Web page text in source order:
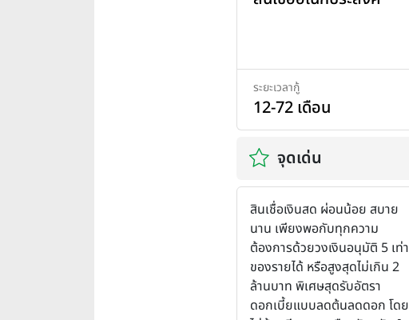
ระยะเวลากู้
12-72 เดือน
จุดเด่น
สินเชื่อเงินสด ผ่อนน้อย สบาย
นาน เพียงพอกับทุกความ
ต้องการด้วยวงเงินอนุมัติ 5 เท่า
ของรายได้ หรือสูงสุดไม่เกิน 2
ล้านบาท พิเศษสุดรับอัตรา
ดอกเบี้ยแบบลดต้นลดดอก โดย